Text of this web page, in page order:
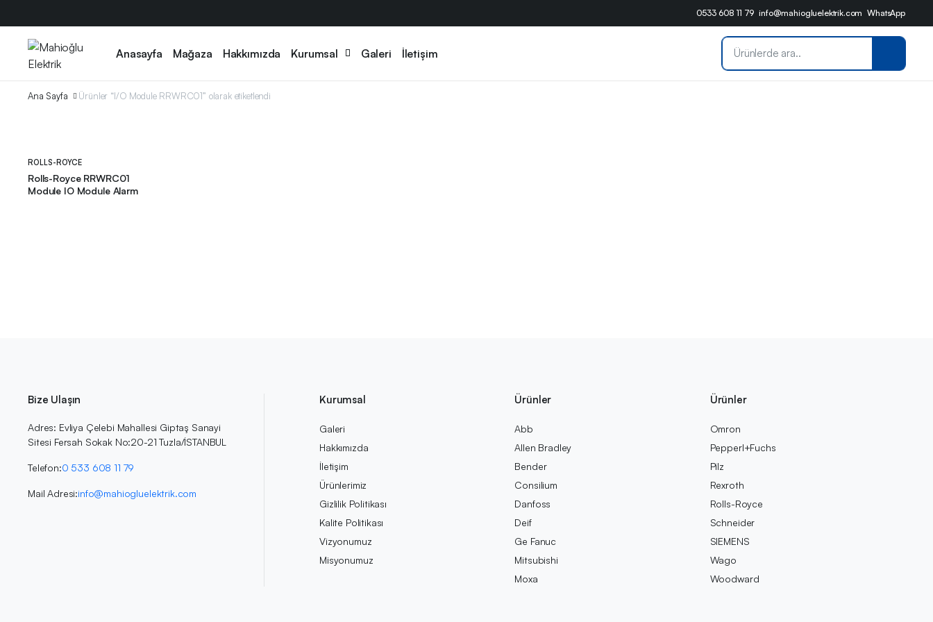
0533 608 11 79 info@mahiogluelektrik.com WhatsApp
Anasayfa Mağaza Hakkımızda Kurumsal Galeri İletişim
Ana Sayfa Ürünler “I/O Module RRWRC01” olarak etiketlendi
ROLLS-ROYCE
Rolls-Royce RRWRC01
Module IO Module Alarm
Bize Ulaşın
Adres: Evliya Çelebi Mahallesi Giptaş Sanayi
Sitesi Fersah Sokak No:20-21 Tuzla/İSTANBUL
Telefon:0 533 608 11 79
Mail Adresi:info@mahiogluelektrik.com
Kurumsal
Galeri
Hakkımızda
İletişim
Ürünlerimiz
Gizlilik Politikası
Kalite Politikası
Vizyonumuz
Misyonumuz
Ürünler
Abb
Allen Bradley
Bender
Consilium
Danfoss
Deif
Ge Fanuc
Mitsubishi
Moxa
Ürünler
Omron
Pepperl+Fuchs
Pilz
Rexroth
Rolls-Royce
Schneider
SIEMENS
Wago
Woodward